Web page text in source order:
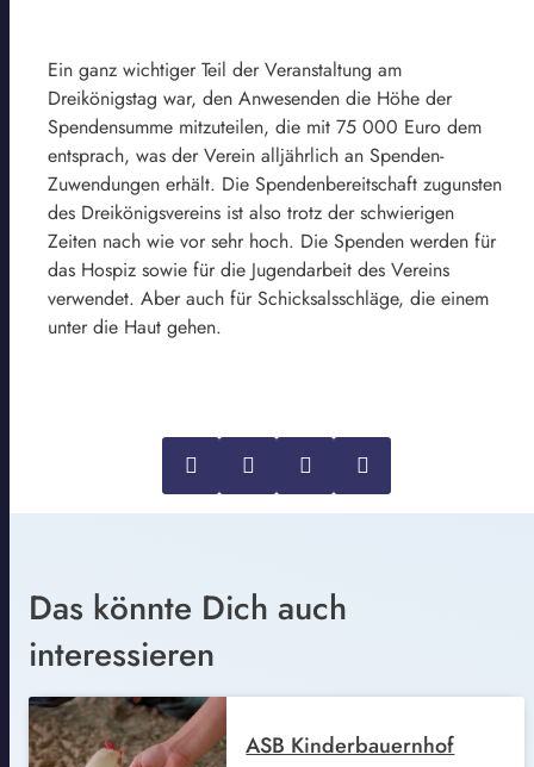
Ein ganz wichtiger Teil der Veranstaltung am
Dreikönigstag war, den Anwesenden die Höhe der
Spendensumme mitzuteilen, die mit 75 000 Euro dem
entsprach, was der Verein alljährlich an Spenden-
Zuwendungen erhält. Die Spendenbereitschaft zugunsten
des Dreikönigsvereins ist also trotz der schwierigen
Zeiten nach wie vor sehr hoch. Die Spenden werden für
das Hospiz sowie für die Jugendarbeit des Vereins
verwendet. Aber auch für Schicksalsschläge, die einem
unter die Haut gehen.
Das könnte Dich auch
interessieren
ASB Kinderbauernhof